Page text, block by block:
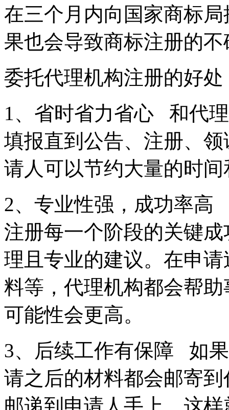
在三个月内向国家商标
果也会导致商标注册的
委托代理机构注册的好
1、省时省力省心 和代
填报直到公告、注册、
请人可以节约大量的时
2、专业性强，成功率高
注册每一个阶段的关键
理且专业的建议。在申
料等，代理机构都会帮
可能性会更高。
3、后续工作有保障 如
请之后的材料都会邮寄
邮递到申请人手上。这